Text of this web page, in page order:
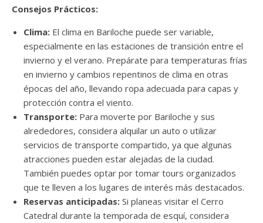
Consejos Prácticos:
Clima: El clima en Bariloche puede ser variable,
especialmente en las estaciones de transición entre el
invierno y el verano. Prepárate para temperaturas frías
en invierno y cambios repentinos de clima en otras
épocas del año, llevando ropa adecuada para capas y
protección contra el viento.
Transporte: Para moverte por Bariloche y sus
alrededores, considera alquilar un auto o utilizar
servicios de transporte compartido, ya que algunas
atracciones pueden estar alejadas de la ciudad.
También puedes optar por tomar tours organizados
que te lleven a los lugares de interés más destacados.
Reservas anticipadas: Si planeas visitar el Cerro
Catedral durante la temporada de esquí, considera